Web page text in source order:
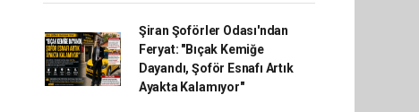
Şiran Şoförler Odası'ndan
Feryat: "Bıçak Kemiğe
Dayandı, Şoför Esnafı Artık
Ayakta Kalamıyor"